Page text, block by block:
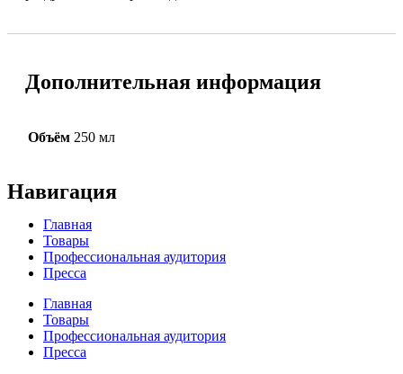
Дополнительная информация
Объём 250 мл
Навигация
Главная
Товары
Профессиональная аудитория
Пресса
Главная
Товары
Профессиональная аудитория
Пресса